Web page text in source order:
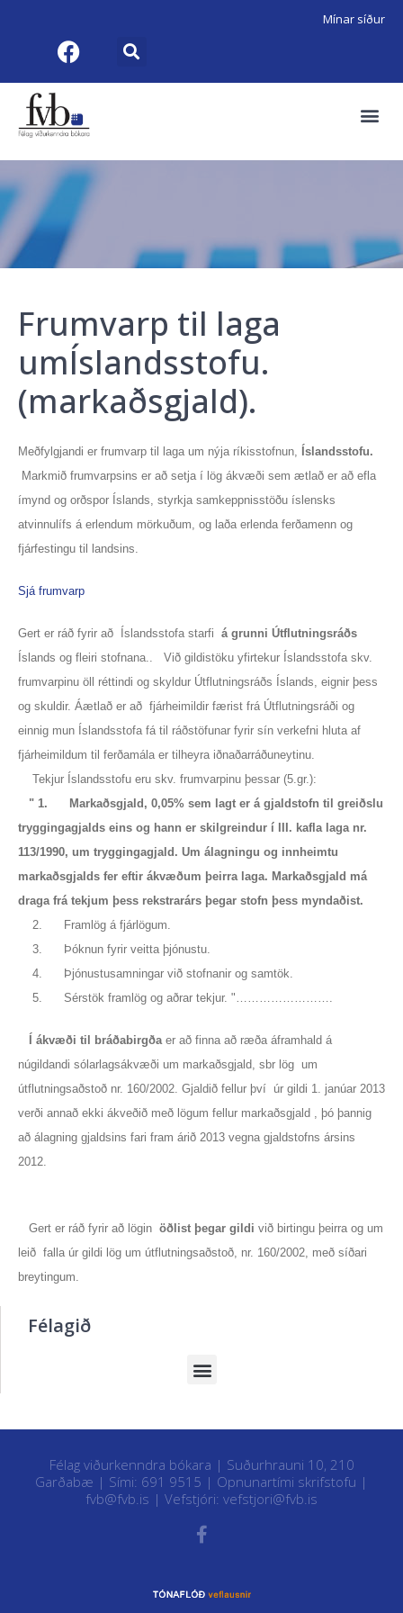
Mínar síður
Frumvarp til laga
umÍslandsstofu.
(markaðsgjald).
Meðfylgjandi er frumvarp til laga um nýja ríkisstofnun, Íslandsstofu.
Markmið frumvarpsins er að setja í lög ákvæði sem ætlað er að efla
ímynd og orðspor Íslands, styrkja samkeppnisstöðu íslensks
atvinnulífs á erlendum mörkuðum, og laða erlenda ferðamenn og
fjárfestingu til landsins.
Sjá frumvarp
Gert er ráð fyrir að Íslandsstofa starfi á grunni Útflutningsráðs
Íslands og fleiri stofnana.. Við gildistöku yfirtekur Íslandsstofa skv.
frumvarpinu öll réttindi og skyldur Útflutningsráðs Íslands, eignir þess
og skuldir. Áætlað er að fjárheimildir færist frá Útflutningsráði og
einnig mun Íslandsstofa fá til ráðstöfunar fyrir sín verkefni hluta af
fjárheimildum til ferðamála er tilheyra iðnaðarráðuneytinu.
Tekjur Íslandsstofu eru skv. frumvarpinu þessar (5.gr.):
" 1. Markaðsgjald, 0,05% sem lagt er á gjaldstofn til greiðslu
tryggingagjalds eins og hann er skilgreindur í III. kafla laga nr.
113/1990, um tryggingagjald. Um álagningu og innheimtu
markaðsgjalds fer eftir ákvæðum þeirra laga. Markaðsgjald má
draga frá tekjum þess rekstrarárs þegar stofn þess myndaðist.
2. Framlög á fjárlögum.
3. Þóknun fyrir veitta þjónustu.
4. Þjónustusamningar við stofnanir og samtök.
5. Sérstök framlög og aðrar tekjur. "…………………….
Í ákvæði til bráðabirgðaer að finna að ræða áframhald á
núgildandi sólarlagsákvæði um markaðsgjald, sbr lög um
útflutningsaðstoð nr. 160/2002. Gjaldið fellur því úr gildi 1. janúar 2013
verði annað ekki ákveðið með lögum fellur markaðsgjald , þó þannig
að álagning gjaldsins fari fram árið 2013 vegna gjaldstofns ársins
2012.
Gert er ráð fyrir að lögin öðlist þegar gildi við birtingu þeirra og um
leið falla úr gildi lög um útflutningsaðstoð, nr. 160/2002, með síðari
breytingum.
Félagið
Félag viðurkenndra bókara | Suðurhrauni 10, 210
Garðabæ | Sími: 691 9515 | Opnunartími skrifstofu |
fvb@fvb.is | Vefstjóri: vefstjori@fvb.is